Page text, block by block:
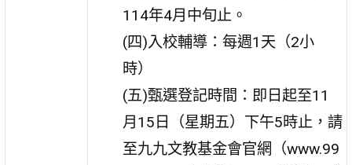
114年4月中旬止。
(四)入校輔導：每週1天（2小
時）
(五)甄選登記時間：即日起至11
月15日（星期五）下午5時止，請
至九九文教基金會官網（www.99